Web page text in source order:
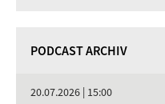
PODCAST ARCHIV
20.07.2026 | 15:00